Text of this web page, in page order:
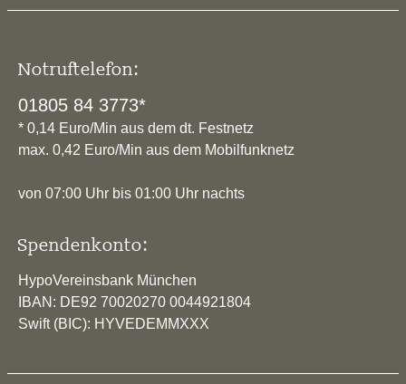
Notruftelefon:
01805 84 3773*
* 0,14 Euro/Min aus dem dt. Festnetz
max. 0,42 Euro/Min aus dem Mobilfunknetz
von 07:00 Uhr bis 01:00 Uhr nachts
Spendenkonto:
HypoVereinsbank München
IBAN: DE92 70020270 0044921804
Swift (BIC): HYVEDEMMXXX